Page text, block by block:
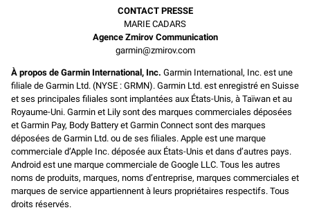
CONTACT PRESSE
MARIE CADARS
Agence Zmirov Communication
garmin@zmirov.com
À propos de Garmin International, Inc. Garmin International, Inc. est une
filiale de Garmin Ltd. (NYSE : GRMN). Garmin Ltd. est enregistré en Suisse
et ses principales filiales sont implantées aux États-Unis, à Taïwan et au
Royaume-Uni. Garmin et Lily sont des marques commerciales déposées
et Garmin Pay, Body Battery et Garmin Connect sont des marques
déposées de Garmin Ltd. ou de ses filiales. Apple est une marque
commerciale d’Apple Inc. déposée aux États-Unis et dans d’autres pays.
Android est une marque commerciale de Google LLC. Tous les autres
noms de produits, marques, noms d’entreprise, marques commerciales et
marques de service appartiennent à leurs propriétaires respectifs. Tous
droits réservés.